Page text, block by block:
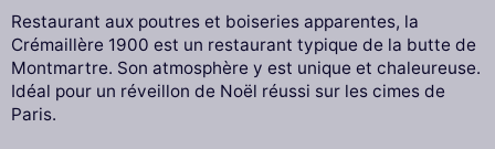
Restaurant aux poutres et boiseries apparentes, la
Crémaillère 1900 est un restaurant typique de la butte de
Montmartre. Son atmosphère y est unique et chaleureuse.
Idéal pour un réveillon de Noël réussi sur les cimes de
Paris.